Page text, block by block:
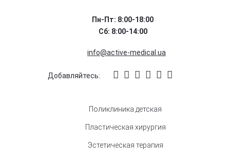
Пн-Пт: 8:00-18:00
Сб: 8:00-14:00
info@active-medical.ua
Добавляйтесь:
Поликлиника детская
Пластическая хирургия
Эстетическая терапия